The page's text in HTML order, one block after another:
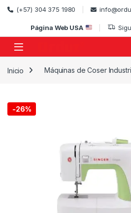
Skip to navigation
Skip to content
(+57) 304 375 1980
Página Web USA
Inicio Máquinas de Coser
-26%